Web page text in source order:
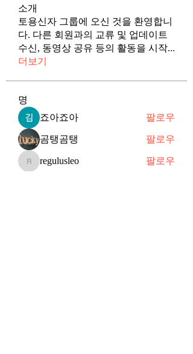
소개
토용신자 그룹에 오신 것을 환영합니
다. 다른 회원과의 교류 및 업데이트
수신, 동영상 공유 등의 활동을 시작...
더보기
명
죠아죠아 팔로우
곰탱곰탱 팔로우
regulusleo
regulusleo 팔로우